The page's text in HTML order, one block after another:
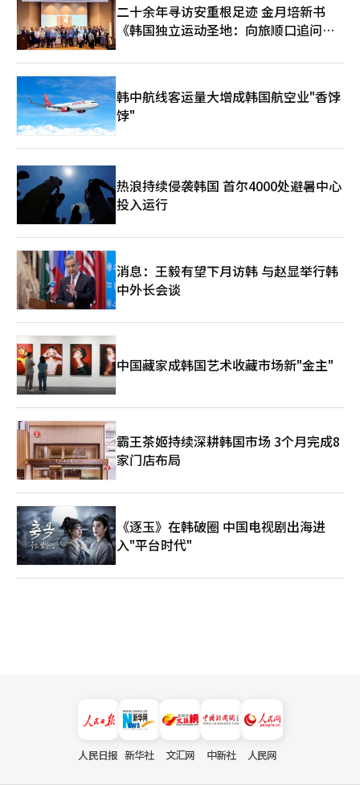
二十余年寻访安重根足迹 金月培新书
《韩国独立运动圣地：向旅顺口追问历
韩中航线客运量大增成韩国航空业"香饽
饽"
热浪持续侵袭韩国 首尔4000处避暑中心
投入运行
消息：王毅有望下月访韩 与赵显举行韩
中外长会谈
中国藏家成韩国艺术收藏市场新"金主"
霸王茶姬持续深耕韩国市场 3个月完成8
家门店布局
《逐玉》在韩破圈 中国电视剧出海进
入"平台时代"
人民日报 新华社 文汇网 中新社 人民网